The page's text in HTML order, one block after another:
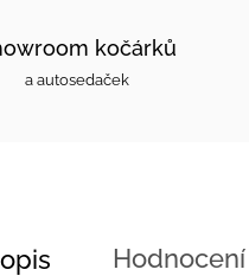
kočárků
a autosedaček
Hodnocení